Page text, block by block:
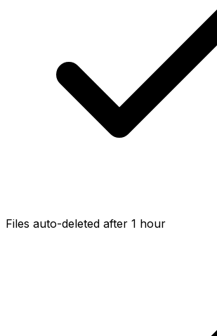
Files auto-deleted after 1 hour